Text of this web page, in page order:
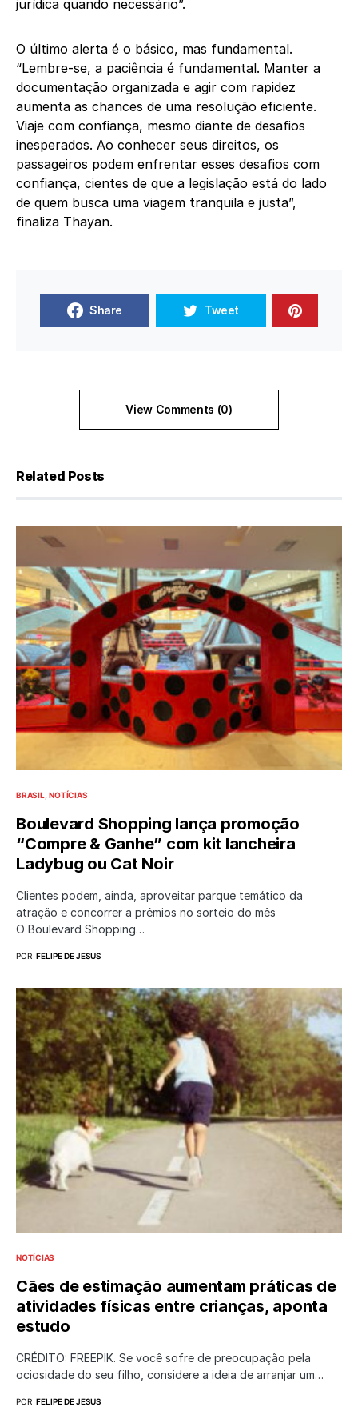
jurídica quando necessário”.
O último alerta é o básico, mas fundamental.
“Lembre-se, a paciência é fundamental. Manter a
documentação organizada e agir com rapidez
aumenta as chances de uma resolução eficiente.
Viaje com confiança, mesmo diante de desafios
inesperados. Ao conhecer seus direitos, os
passageiros podem enfrentar esses desafios com
confiança, cientes de que a legislação está do lado
de quem busca uma viagem tranquila e justa”,
finaliza Thayan.
Share Tweet
View Comments (0)
Related Posts
BRASIL NOTÍCIAS
Boulevard Shopping lança promoção
“Compre & Ganhe” com kit lancheira
Ladybug ou Cat Noir
Clientes podem, ainda, aproveitar parque temático da
atração e concorrer a prêmios no sorteio do mês
O Boulevard Shopping…
POR FELIPE DE JESUS
NOTÍCIAS
Cães de estimação aumentam práticas de
atividades físicas entre crianças, aponta
estudo
CRÉDITO: FREEPIK. Se você sofre de preocupação pela
ociosidade do seu filho, considere a ideia de arranjar um…
POR FELIPE DE JESUS